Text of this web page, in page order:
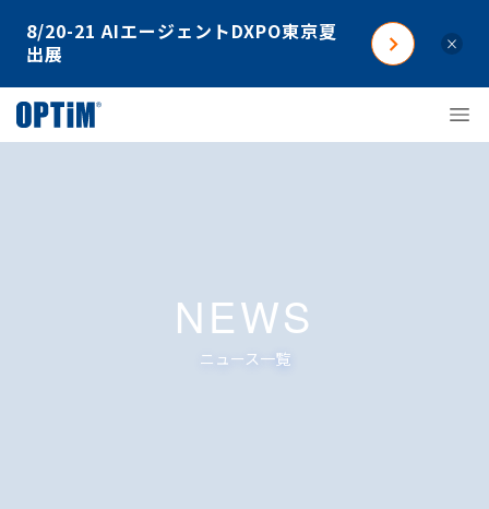
8/20-21 AIエージェントDXPO東京夏
出展
×
NEWS
ニュース一覧